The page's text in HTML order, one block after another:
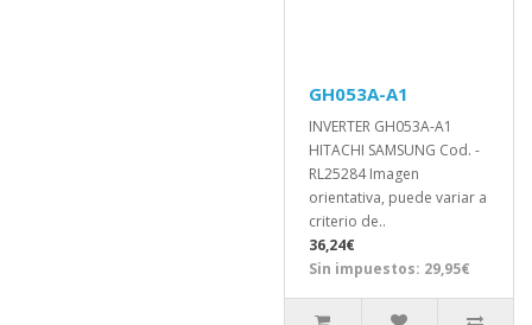
GH053A-A1
INVERTER GH053A-A1
HITACHI SAMSUNG Cod. -
RL25284 Imagen
orientativa, puede variar a
criterio de..
36,24€
Sin impuestos: 29,95€